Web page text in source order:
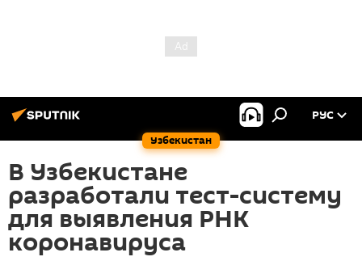
Узбекистан
РУС
В Узбекистане
разработали тест-систему
для выявления РНК
коронавируса